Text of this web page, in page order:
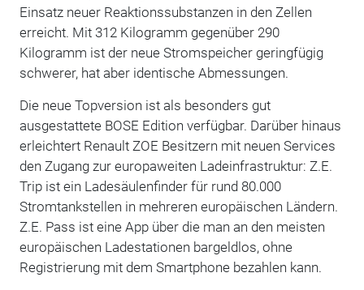
Einsatz neuer Reaktionssubstanzen in den Zellen
erreicht. Mit 312 Kilogramm gegenüber 290
Kilogramm ist der neue Stromspeicher geringfügig
schwerer, hat aber identische Abmessungen.
Die neue Topversion ist als besonders gut
ausgestattete BOSE Edition verfügbar. Darüber hinaus
erleichtert Renault ZOE Besitzern mit neuen Services
den Zugang zur europaweiten Ladeinfrastruktur: Z.E.
Trip ist ein Ladesäulenfinder für rund 80.000
Stromtankstellen in mehreren europäischen Ländern.
Z.E. Pass ist eine App über die man an den meisten
europäischen Ladestationen bargeldlos, ohne
Registrierung mit dem Smartphone bezahlen kann.